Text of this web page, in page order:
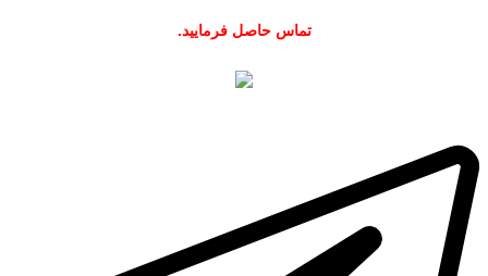
تماس حاصل فرمایید.